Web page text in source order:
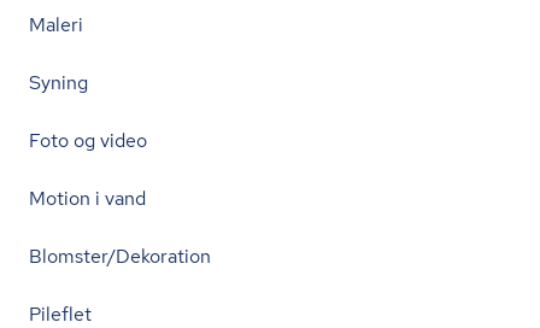
Maleri
Syning
Foto og video
Motion i vand
Blomster/Dekoration
Pileflet